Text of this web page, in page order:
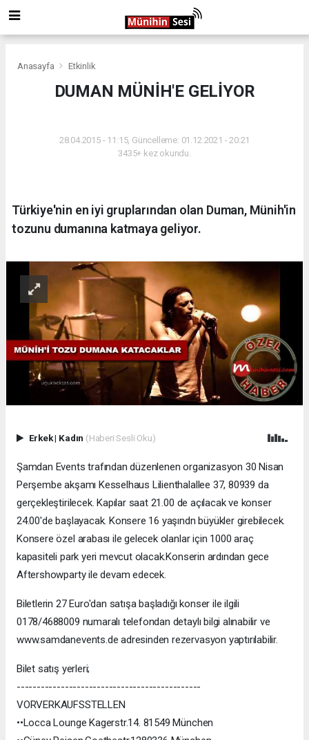
Anasayfa Etkinlik
DUMAN MÜNİH'E GELİYOR
28.04.2015 - 11:15, Güncelleme: 01.12.2021 - 20:21
3435+ kez okundu.
Türkiye'nin en iyi gruplarından olan Duman, Münih'in
tozunu dumanına katmaya geliyor.
Erkek| Kadın (Haberi Sesli Oku)
Şamdan Events trafından düzenlenen organizasyon 30 Nisan
Perşembe akşamı Kesselhaus Lilienthalallee 37, 80939 da
gerçekleştirilecek. Kapılar saat 21.00 de açılacak ve konser
24.00'de başlayacak. Konsere 16 yaşındn büyükler girebilecek.
Konsere özel arabası ile gelecek olanlar için 1000 araç
kapasiteli park yeri mevcut olacak.Konserin ardından gece
Aftershowparty ile devam edecek.
Biletlerin 27 Euro'dan satışa başladığı konser ile ilgili
0178/4688009 numaralı telefondan detaylı bilgi alınabilir ve
www.samdanevents.de adresinden rezervasyon yaptırılabilir.
Bilet satış yerleri;
----------------------------------------------
VORVERKAUFSSTELLEN
••Locca Lounge Kagerstr.14. 81549 München